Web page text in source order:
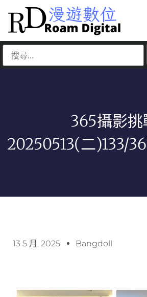
365攝影挑
20250513(二)133/
13 5 月, 2025 Bangdoll